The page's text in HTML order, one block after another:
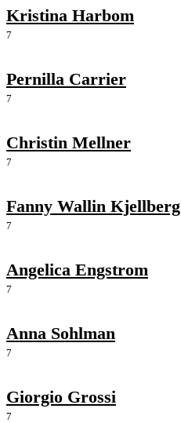
Kristina Harbom
7
Pernilla Carrier
7
Christin Mellner
7
Fanny Wallin Kjellberg
7
Angelica Engstrom
7
Anna Sohlman
7
Giorgio Grossi
7